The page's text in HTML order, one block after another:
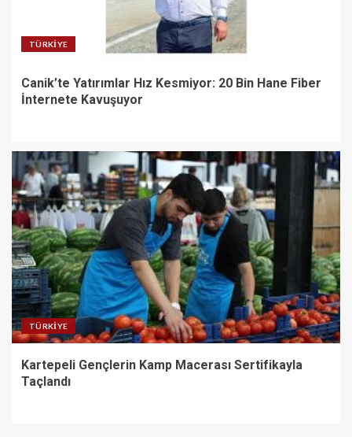
TÜRKIYE
Canik’te Yatırımlar Hız Kesmiyor: 20 Bin Hane Fiber
İnternete Kavuşuyor
TÜRKIYE
Kartepeli Gençlerin Kamp Macerası Sertifikayla
Taçlandı